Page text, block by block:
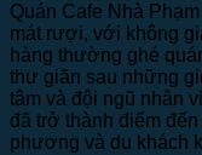
Quán Cafe Nhà
mát rượi, với không
hàng thường ghé
thư giãn sau những
tâm và đội ngũ nhân
đã trở thành điểm
phương và du khách